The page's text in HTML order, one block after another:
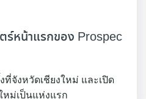
ร์หน้าแรกของ Prospec
ที่จังหวัดเชียงใหม่ และเปิด
หม่เป็นแห่งแรก